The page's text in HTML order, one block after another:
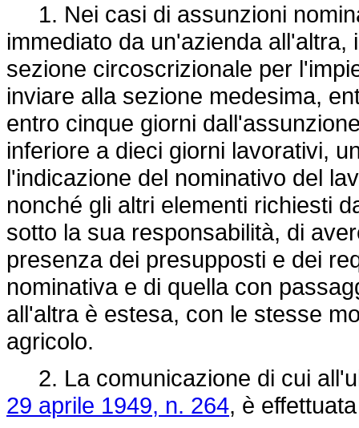
1. Nei casi di assunzioni
immediato da un'azienda
sezione circoscrizionale per
inviare alla sezione medesima,
entro cinque giorni
inferiore a dieci giorni lavorativi,
l'indicazione del nominativo del
nonché gli altri elementi richiesti
sotto la sua responsabilità, di
presenza dei presupposti e dei
nominativa e di quella con
all'altra è estesa, con le stesse
agricolo.
2. La comunicazione di cui
29 aprile 1949, n. 264, è